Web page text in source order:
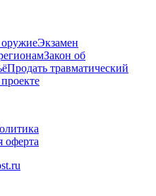
Экзамен
Закон об
Продать травматический
оферта